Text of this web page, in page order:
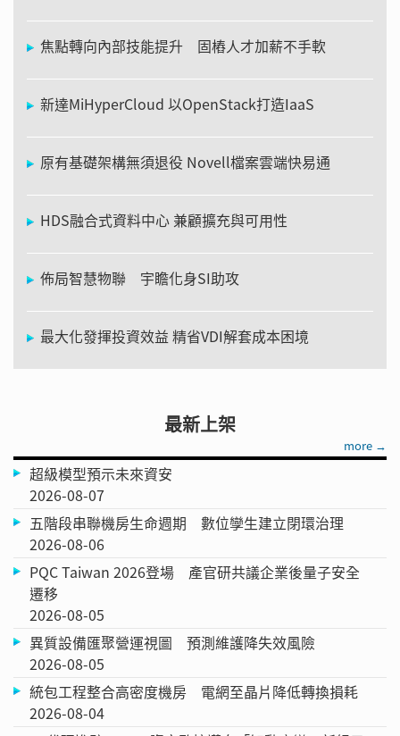
焦點轉向內部技能提升 固樁人才加薪不手軟
新達MiHyperCloud 以OpenStack打造IaaS
原有基礎架構無須退役 Novell檔案雲端快易通
HDS融合式資料中心 兼顧擴充與可用性
佈局智慧物聯 宇瞻化身SI助攻
最大化發揮投資效益 精省VDI解套成本困境
最新上架
more →
超級模型預示未來資安
2026-08-07
五階段串聯機房生命週期 數位孿生建立閉環治理
2026-08-06
PQC Taiwan 2026登場 產官研共議企業後量子安全
遷移
2026-08-05
異質設備匯聚營運視圖 預測維護降失效風險
2026-08-05
統包工程整合高密度機房 電網至晶片降低轉換損耗
2026-08-04